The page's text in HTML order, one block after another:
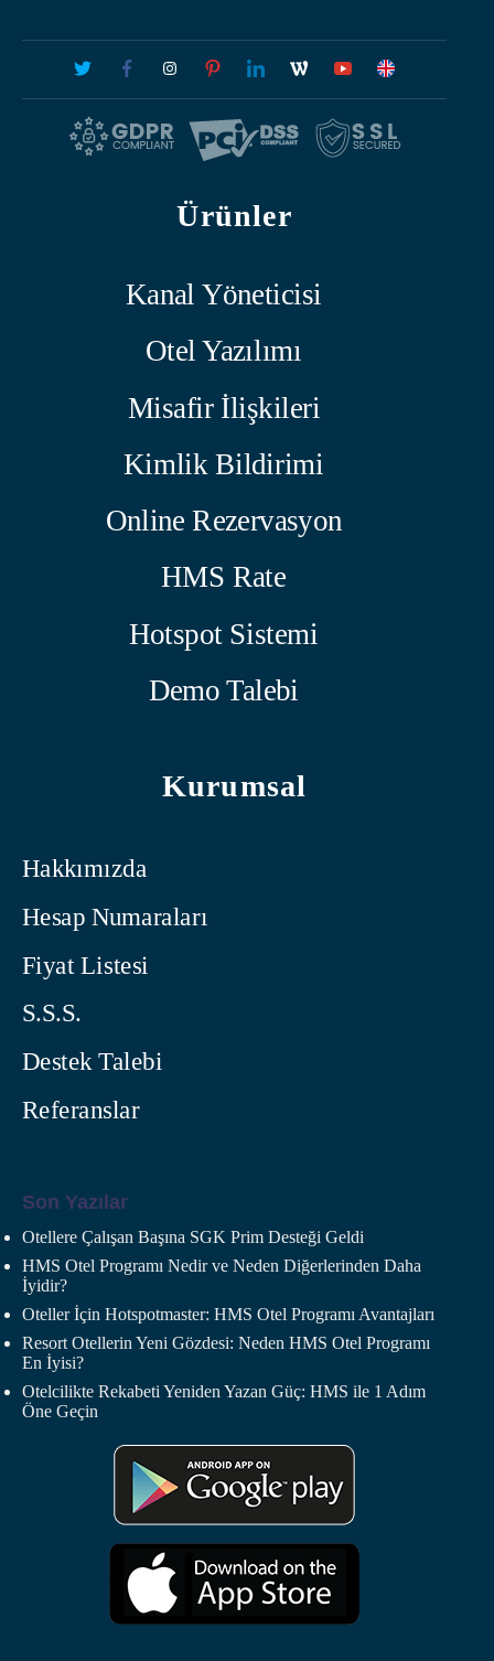
Ürünler
Kanal Yöneticisi
Otel Yazılımı
Misafir İlişkileri
Kimlik Bildirimi
Online Rezervasyon
HMS Rate
Hotspot Sistemi
Demo Talebi
Kurumsal
Hakkımızda
Hesap Numaraları
Fiyat Listesi
S.S.S.
Destek Talebi
Referanslar
Son Yazılar
Otellere Çalışan Başına SGK Prim Desteği Geldi
HMS Otel Programı Nedir ve Neden Diğerlerinden Daha
İyidir?
Oteller İçin Hotspotmaster: HMS Otel Programı Avantajları
Resort Otellerin Yeni Gözdesi: Neden HMS Otel Programı
En İyisi?
Otelcilikte Rekabeti Yeniden Yazan Güç: HMS ile 1 Adım
Öne Geçin